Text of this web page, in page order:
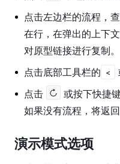
置
插
件
指
南
账
管
点击左边栏的流程，
在行，在弹出的上下
对原型链接进行复制。
点击底部工具栏的 <
点击
或按下快捷
如果没有流程，将返
演示模式选项